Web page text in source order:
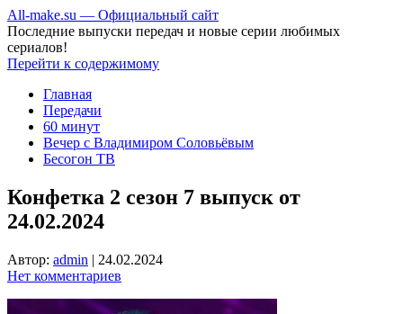
All-make.su — Официальный сайт
Последние выпуски передач и новые серии любимых
сериалов!
Перейти к содержимому
Главная
Передачи
60 минут
Вечер с Владимиром Соловьёвым
Бесогон ТВ
Конфетка 2 сезон 7 выпуск от
24.02.2024
Автор: admin | 24.02.2024
Нет комментариев